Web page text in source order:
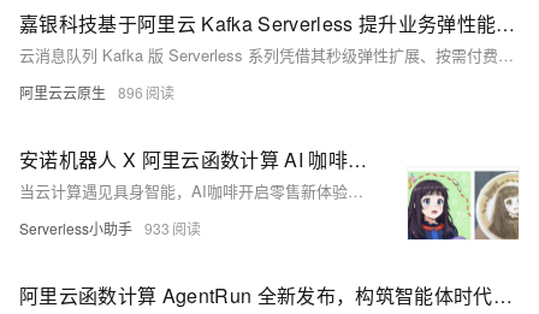
嘉银科技基于阿里云 Kafka Serverless 提升业务弹性能力，节省成本超过 20%
云消息队列 Kafka 版 Serverless 系列凭借其秒级弹性扩展、按需付费、轻运维的优势，助力嘉银科技业务系统实现灵活扩缩容，在业务效率和成本优化上持续取得突破，保证服务的敏捷性和稳定性，并节省超过 20% 的成本。
阿里云云原生 896
安诺机器人 X 阿里云函数计算 AI 咖啡印花解决方案
当云计算遇见具身智能，AI咖啡开启零售新体验。用户通过手机生成个性化图像，云端AI快速渲染，机器人精准复刻于咖啡奶泡之上，90秒内完成一杯可饮用的艺术品。该方案融合阿里云FunctionAI生图能力与安诺机器人高精度执行系统，实现AIGC创意到实体呈现的闭环，为线下零售提供低成本、高互动、易部署的智能化升级路径，已在商场、机场、展馆等场景落地应用。
Serverless小助手 933
阿里云函数计算 AgentRun 全新发布，构筑智能体时代的基础设施